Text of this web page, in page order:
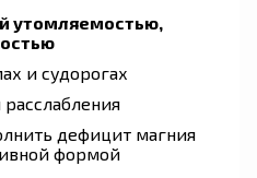
утомляемостью,
и судорогах
дефицит магния
формой